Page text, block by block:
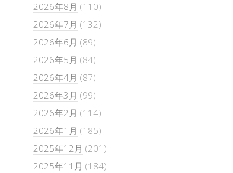
2026年8月 (110)
2026年7月 (132)
2026年6月 (89)
2026年5月 (84)
2026年4月 (87)
2026年3月 (99)
2026年2月 (114)
2026年1月 (185)
2025年12月 (201)
2025年11月 (184)